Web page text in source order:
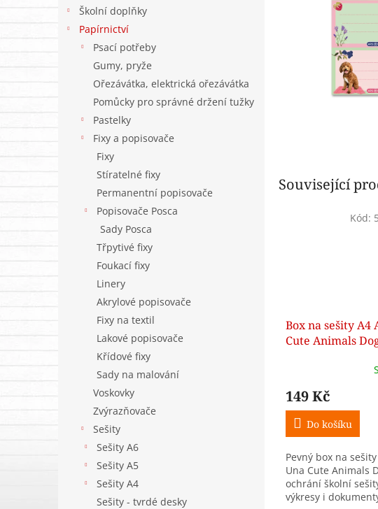
Školní doplňky
Papírnictví
Psací potřeby
Gumy, pryže
Ořezávátka, elektrická ořezávátka
Pomůcky pro správné držení tužky
Pastelky
Fixy a popisovače
Fixy
Stíratelné fixy
Permanentní popisovače
Popisovače Posca
Sady Posca
Třpytivé fixy
Foukací fixy
Linery
Akrylové popisovače
Fixy na textil
Lakové popisovače
Křídové fixy
Sady na malování
Voskovky
Zvýrazňovače
Sešity
Sešity A6
Sešity A5
Sešity A4
Sešity - tvrdé desky
Související
Box na sešity A4
Cute Animals
149 Kč
Do košíku
Pevný box na
Una Cute Animals
ochrání školní
výkresy i
Kód: